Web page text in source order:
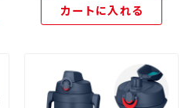
カートに入れる